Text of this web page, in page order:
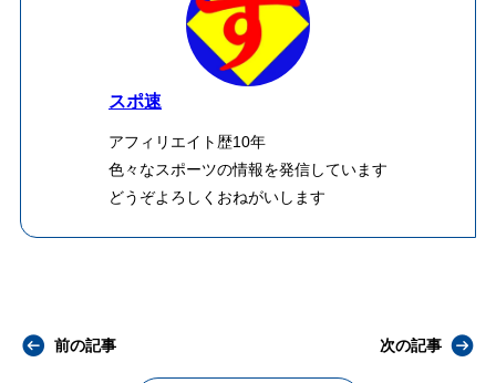
スポ速
アフィリエイト歴10年
色々なスポーツの情報を発信しています
どうぞよろしくおねがいします
前の記事 次の記事